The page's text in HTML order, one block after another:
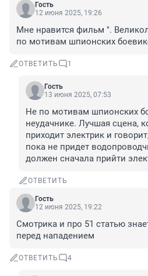
Гость
12 июня 2025, 19:26
Мне нравится фильм ".
по мотивам шпионских
ОТВЕТИТЬ 1
Гость
13 июня 2025, 07:53
Не по мотивам шпионских
неудачнике. Лучшая сцена,
приходит электрик и
пока не придет
должен сначала прийти
ОТВЕТИТЬ
Гость
12 июня 2025, 19:22
Смотрика и про 51 статью
перед нападением
ОТВЕТИТЬ 4